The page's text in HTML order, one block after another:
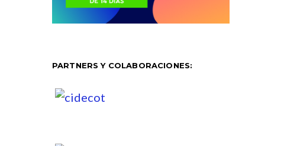
PARTNERS Y COLABORACIONES: